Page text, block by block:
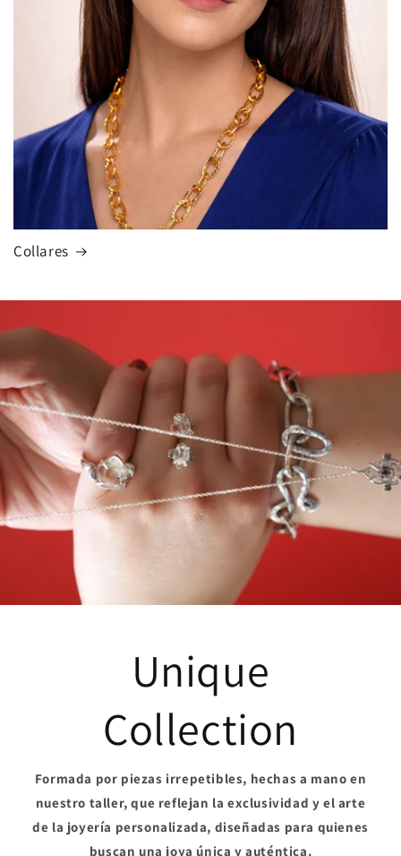
Collares
Unique
Collection
Formada por piezas irrepetibles, hechas a mano en
nuestro taller, que reflejan la exclusividad y el arte
de la joyería personalizada, diseñadas para quienes
buscan una joya única y auténtica.